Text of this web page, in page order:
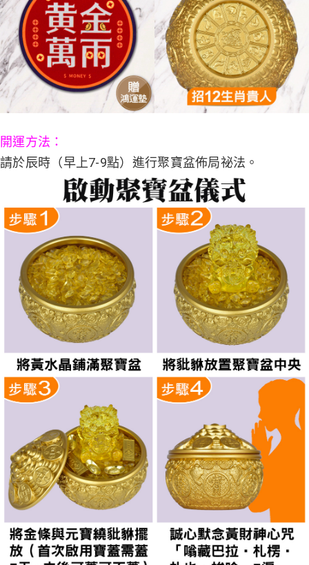
開運方法：
請於辰時（早上7-9點）進行聚寶盆佈局祕法。